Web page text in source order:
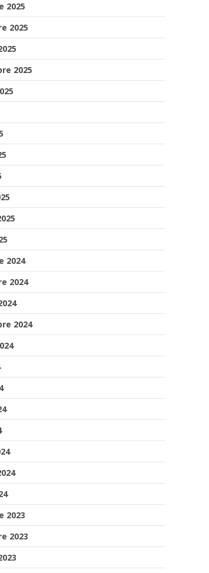
2025
2025
2025
2024
2024
2024
2023
2023